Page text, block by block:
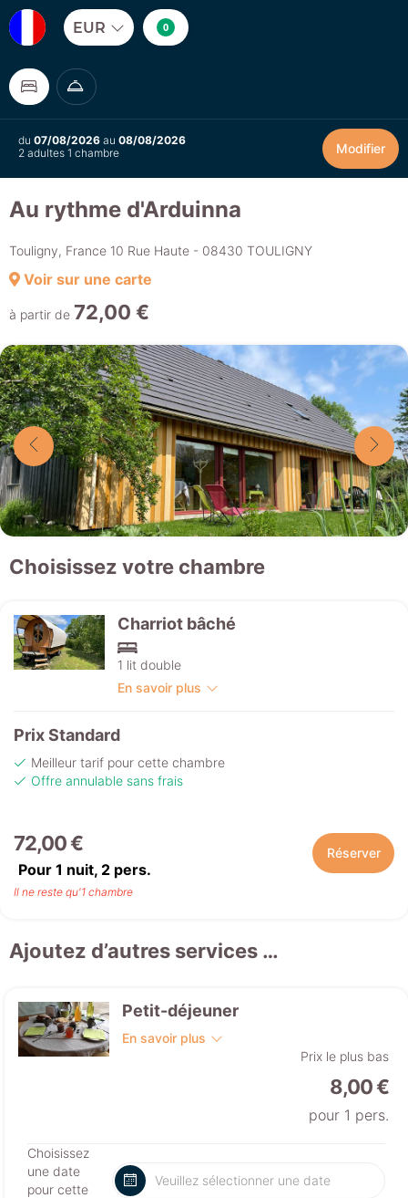
EUR 0
du 07/08/2026 au 08/08/2026
2 adultes 1 chambre
Modifier
Au rythme d'Arduinna
Touligny, France 10 Rue Haute - 08430 TOULIGNY
Voir sur une carte
à partir de 72,00 €
Choisissez votre chambre
Charriot bâché
1 lit double
En savoir plus
Prix Standard
Meilleur tarif pour cette chambre
Offre annulable sans frais
72,00 €
Pour 1 nuit, 2 pers.
Réserver
Il ne reste qu'1 chambre
Ajoutez d’autres services …
Petit-déjeuner
En savoir plus
Prix le plus bas
8,00 €
pour 1 pers.
Choisissez
une date
pour cette